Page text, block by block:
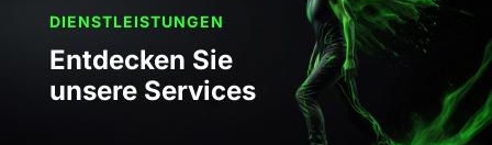
DIENSTLEISTUNGEN
Entdecken Sie
unsere Services